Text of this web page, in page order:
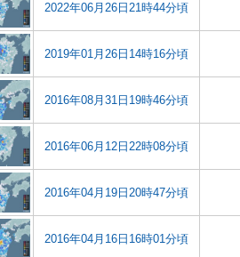
2022年06月26日21時44分頃
2019年01月26日14時16分頃
2016年08月31日19時46分頃
2016年06月12日22時08分頃
2016年04月19日20時47分頃
2016年04月16日16時01分頃